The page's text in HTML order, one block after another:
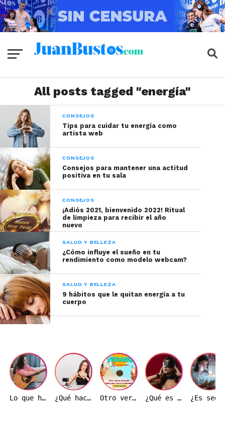
All posts tagged "energía"
CONSEJOS
Tips para cuidar tu energía como
artista web
CONSEJOS
Consejos para mantener una actitud
positiva en tu sala
CONSEJOS
¡Adiós 2021, bienvenido 2022! Ritual
de limpieza para recibir el año
nuevo
SALUD Y BELLEZA
¿Cómo influye el sueño en tu
rendimiento como modelo webcam?
SALUD Y BELLEZA
9 hábitos que le quitan energía a tu
cuerpo
Lo que haces fuera de cámara también puede ayudarte a crecer dentro de ella ¿Qué hace realmente una modelo webcam durante una transmisión? Otro verano ardiente: Ideas de transmisión para hacer crecer tu base de fans ¿Qué es el BDSM y por qué es importante entenderlo correctamente?